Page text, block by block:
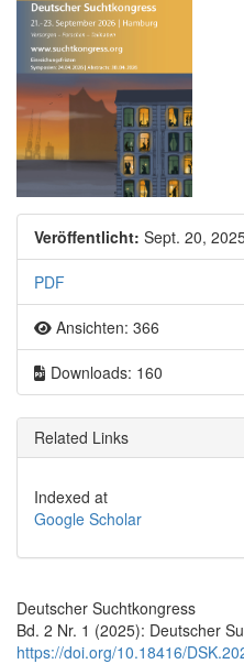
Artikel-Sidebar
Veröffentlicht: Sept. 20,
PDF
Ansichten: 366
Downloads: 160
Related Links
Indexed at
Google Scholar
Deutscher Suchtkongress
Bd. 2 Nr. 1 (2025): Deutscher
https://doi.org/10.18416/